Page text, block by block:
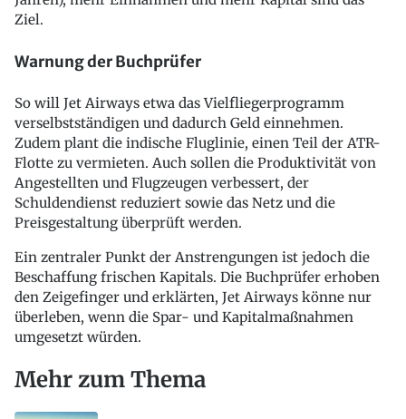
Ziel.
Warnung der Buchprüfer
So will Jet Airways etwa das Vielfliegerprogramm
verselbstständigen und dadurch Geld einnehmen.
Zudem plant die indische Fluglinie, einen Teil der ATR-
Flotte zu vermieten. Auch sollen die Produktivität von
Angestellten und Flugzeugen verbessert, der
Schuldendienst reduziert sowie das Netz und die
Preisgestaltung überprüft werden.
Ein zentraler Punkt der Anstrengungen ist jedoch die
Beschaffung frischen Kapitals. Die Buchprüfer erhoben
den Zeigefinger und erklärten, Jet Airways könne nur
überleben, wenn die Spar- und Kapitalmaßnahmen
umgesetzt würden.
Mehr zum Thema